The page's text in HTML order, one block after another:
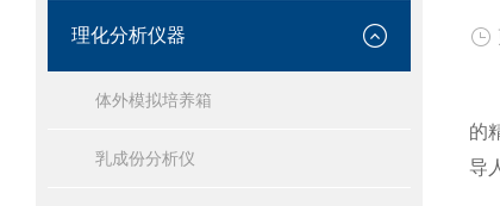
理化分析仪器
体外模拟培养箱
乳成份分析仪
的
导